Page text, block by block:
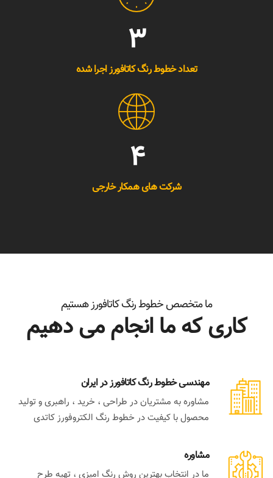
3
تعداد خطوط رنگ کاتافورز اجرا شده
4
شرکت های همکار خارجی
ما متخصص خطوط رنگ کاتافورز هستیم
کاری که ما انجام می دهیم
مهندسی خطوط رنگ کاتافورز در ایران
مشاوره به مشتریان در طراحی ، خرید ، راهبری و تولید
محصول با کیفیت در خطوط رنگ الکتروفورز کاتدی
مشاوره
ما در انتخاب بهترین روش رنگ امیزی ، تهیه طرح